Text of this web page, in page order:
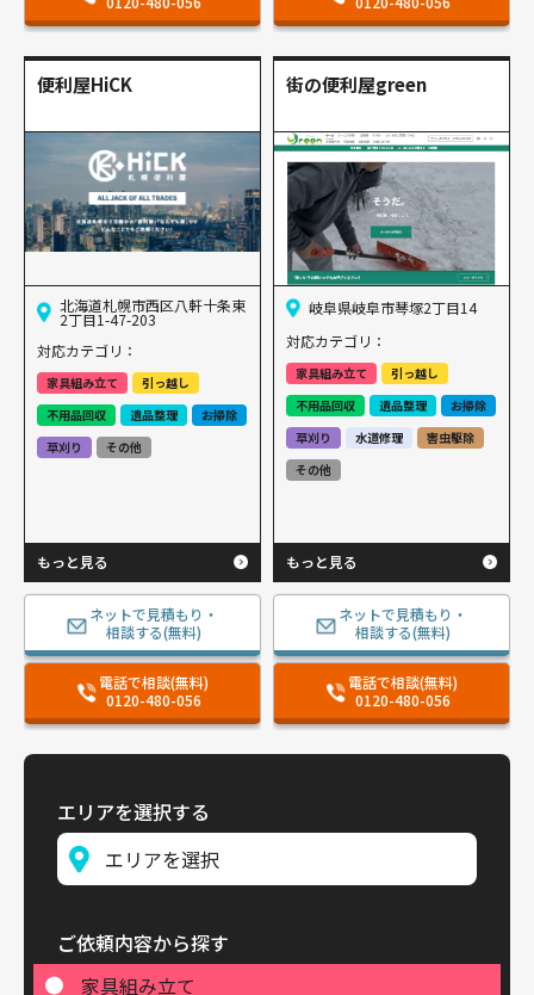
便利屋HiCK
北海道札幌市西区八軒十条東
2丁目1-47-203
対応カテゴリ：
家具組み立て
引っ越し
不用品回収
遺品整理
お掃除
草刈り
その他
もっと見る
ネットで見積もり・
相談する(無料)
電話で相談(無料)
0120-480-056
街の便利屋green
岐阜県岐阜市琴塚2丁目14
対応カテゴリ：
家具組み立て
引っ越し
不用品回収
遺品整理
お掃除
草刈り
水道修理
害虫駆除
その他
もっと見る
ネットで見積もり・
相談する(無料)
電話で相談(無料)
0120-480-056
エリアを選択する
ご依頼内容から探す
家具組み立て